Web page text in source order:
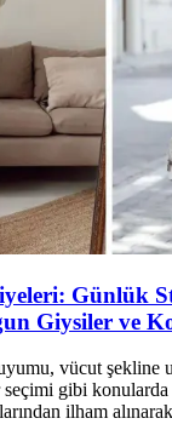
Günlük
Giysiler ve
vücut şekline
seçimi gibi
ilham